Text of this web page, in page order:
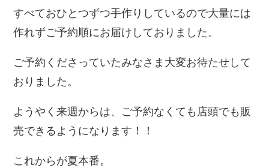
すべておひとつずつ手作りしているので大量には
作れずご予約順にお届けしておりました。
ご予約くださっていたみなさま大変お待たせして
おりました。
ようやく来週からは、ご予約なくても店頭でも販
売できるようになります！！
これからが夏本番。